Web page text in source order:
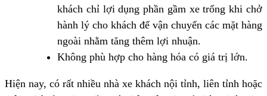
khách chỉ lợi dụng phần gầm xe trống khi chở
hành lý cho khách để vận chuyển các mặt hàng
ngoài nhằm tăng thêm lợi nhuận.
Không phù hợp cho hàng hóa có giá trị lớn.
Hiện nay, có rất nhiều nhà xe khách nội tỉnh, liên tỉnh hoặc